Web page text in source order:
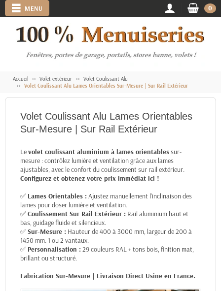
MENU 0
Accueil Volet extérieur
Volet Coulissant Alu
Volet Coulissant Alu Lames Orientables Sur-Mesure | Sur Rail Extérieur
Volet Coulissant Alu Lames Orientables
Sur-Mesure | Sur Rail Extérieur
Levolet coulissant aluminium à lames orientablessur-
mesure : contrôlez lumière et ventilation grâce aux lames
ajustables, avec le confort du coulissement sur rail extérieur.
Configurez et obtenez votre prix immédiat ici !
✅ Lames Orientables : Ajustez manuellement l'inclinaison des
lames pour doser lumière et ventilation.
✅Coulissement Sur Rail Extérieur : Rail aluminium haut et
bas, guidage fluide et silencieux.
✅Sur-Mesure : Hauteur de 400 à 3000 mm, largeur de 200 à
1450 mm. 1 ou 2 vantaux.
✅ Personnalisation : 29 couleurs RAL + tons bois, finition mat,
brillant ou structuré.
Fabrication Sur-Mesure | Livraison Direct Usine en France.